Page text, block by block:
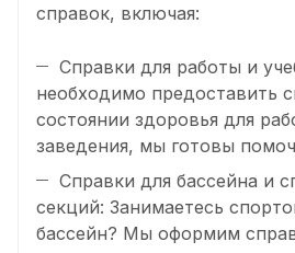
справок, включая:
Справки для работы и
необходимо предоставить
состоянии здоровья для
заведения, мы готовы
Справки для бассейна и
секций: Занимаетесь
бассейн? Мы оформим